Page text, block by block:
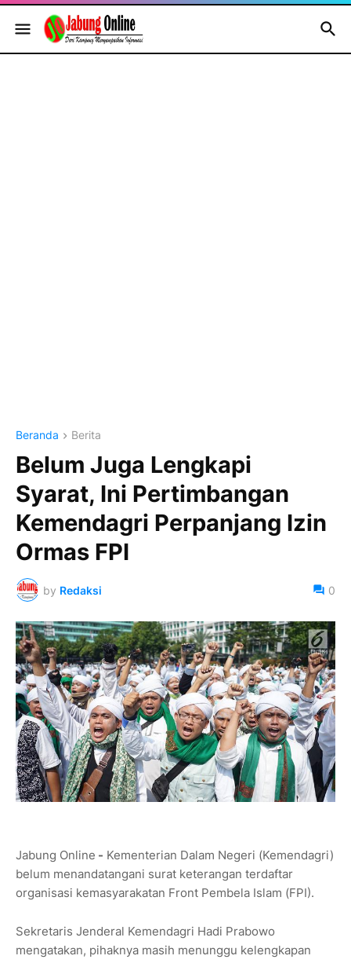
Beranda Berita
Belum Juga Lengkapi
Syarat, Ini Pertimbangan
Kemendagri Perpanjang Izin
Ormas FPI
by Redaksi 0
Jabung Online - Kementerian Dalam Negeri (Kemendagri)
belum menandatangani surat keterangan terdaftar
organisasi kemasyarakatan Front Pembela Islam (FPI).
Sekretaris Jenderal Kemendagri Hadi Prabowo
mengatakan, pihaknya masih menunggu kelengkapan